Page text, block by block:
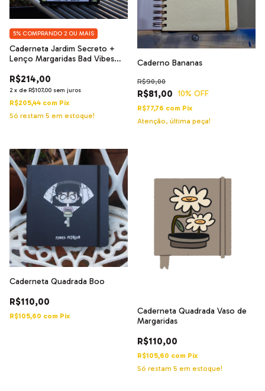
Caderneta Jardim Secreto +
Lenço Margaridas Bad Vibes
R$214,00
2 x de R$107,00 sem juros
5% COMPRANDO 2 OU MAIS
R$205,44 com Pix
Só restam 5 em estoque!
Caderno Bananas
R$81,00
R$90,00
10% OFF
R$77,76 com Pix
Atenção, última peça!
Caderneta Quadrada Boo
R$110,00
R$105,60 com Pix
Caderneta Quadrada Vaso de
Margaridas
R$110,00
R$105,60 com Pix
Só restam 5 em estoque!